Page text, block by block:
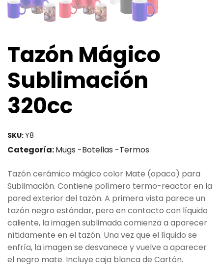
Tazón Mágico
Sublimación
320cc
SKU:Y8
Categoría:Mugs -Botellas -Termos
Tazón cerámico mágico color Mate (opaco) para
Sublimación. Contiene polímero termo-reactor en la
pared exterior del tazón. A primera vista parece un
tazón negro estándar, pero en contacto con líquido
caliente, la imagen sublimada comienza a aparecer
nítidamente en el tazón. Una vez que el líquido se
enfría, la imagen se desvanece y vuelve a aparecer
el negro mate. Incluye caja blanca de Cartón.